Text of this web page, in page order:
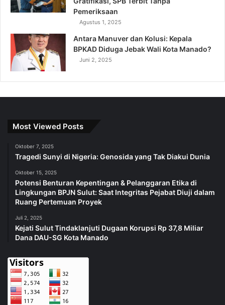
Pemeriksaan
Agustus 1, 2025
Antara Manuver dan Kolusi: Kepala
BPKAD Diduga Jebak Wali Kota Manado?
Juni 2, 2025
Most Viewed Posts
Oktober 7, 2025
Tragedi Sunyi di Nigeria: Genosida yang Tak Diakui Dunia
Oktober 15, 2025
Potensi Benturan Kepentingan & Pelanggaran Etika di
Lingkungan BPJN Sulut: Saat Integritas Pejabat Diuji dalam
Ruang Pertemuan Proyek
Juli 2, 2025
Kejati Sulut Tindaklanjuti Dugaan Korupsi Rp 37,8 Miliar
Dana DAU-SG Kota Manado